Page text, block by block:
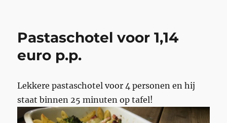
Pastaschotel voor 1,14
euro p.p.
Lekkere pastaschotel voor 4 personen en hij
staat binnen 25 minuten op tafel!